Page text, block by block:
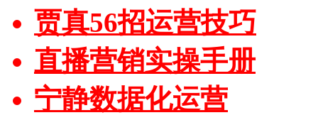
贾真56招运营技巧
直播营销实操手册
宁静数据化运营